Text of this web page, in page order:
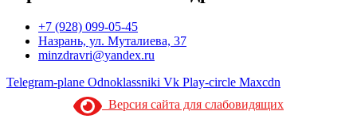
+7 (928) 099-05-45
Назрань, ул. Муталиева, 37
minzdravri@yandex.ru
Telegram-plane Odnoklassniki Vk Play-circle Maxcdn
Версия сайта для слабовидящих